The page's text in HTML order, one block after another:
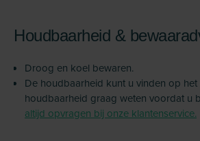
Houdbaarheid &
Droog en koel bewaren.
De houdbaarheid kunt u vinden op het
houdbaarheid graag weten voordat u
altijd opvragen bij onze klantenservice.